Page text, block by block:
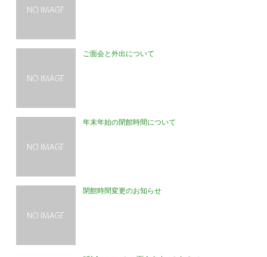
ご面会と外出について
年末年始の閉館時間について
閉館時間変更のお知らせ